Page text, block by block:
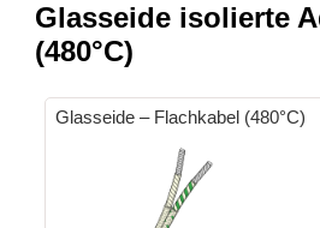
Glasseide isolierte
(480°C)
Glasseide – Flachkabel (480°C)